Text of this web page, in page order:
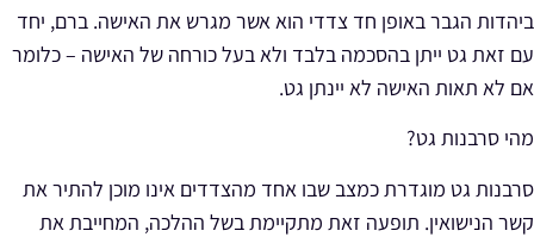
ביהדות הגבר באופן חד צדדי הוא אשר מגרש את האישה. ברם, יחד
עם זאת גט ייתן בהסכמה בלבד ולא בעל כורחה של האישה – כלומר
אם לא תאות האישה לא יינתן גט.
מהי סרבנות גט?
סרבנות גט מוגדרת כמצב שבו אחד מהצדדים אינו מוכן להתיר את
קשר הנישואין. תופעה זאת מתקיימת בשל ההלכה, המחייבת את